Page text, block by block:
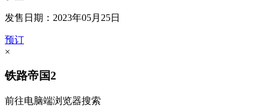
发售日期：2023年05月25日
预订
×
铁路帝国2
前往电脑端浏览器搜索